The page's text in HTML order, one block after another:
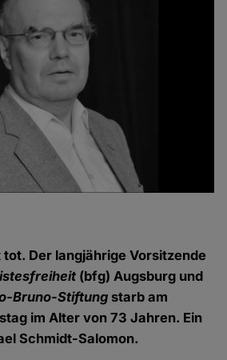
tot. Der langjährige Vorsitzende
(bfg) Augsburg und
Bruno-Stiftung starb am
im Alter von 73 Jahren. Ein
Schmidt-Salomon.